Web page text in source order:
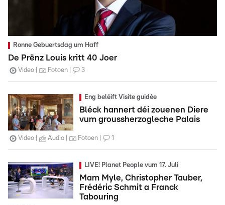
Ronne Gebuertsdag um Haff
De Prënz Louis kritt 40 Joer
Video Fotoen 3
Eng beléift Visite guidée
Bléck hannert déi zouenen Diere
vum groussherzogleche Palais
Video Audio Fotoen 1
LIVE! Planet People vum 17. Juli
Mam Myle, Christopher Tauber,
Frédéric Schmit a Franck
Tabouring